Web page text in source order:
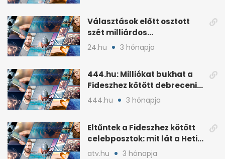
Választások előtt osztott
szét milliárdos
szponzorpénzt a
Szerencsejáték Zrt.
24.hu 3 hónapja
444.hu: Milliókat bukhat a
Fideszhez kötött debreceni
influenszer perben
444.hu 3 hónapja
Eltűntek a Fideszhez kötött
celebposztok: mit lát a Heti
Napló?
atv.hu 3 hónapja